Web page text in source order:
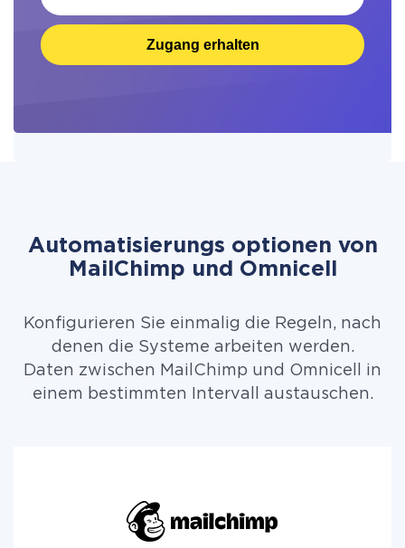
Zugang erhalten
Automatisierungs optionen von
MailChimp und Omnicell
Konfigurieren Sie einmalig die Regeln, nach
denen die Systeme arbeiten werden.
Daten zwischen MailChimp und Omnicell in
einem bestimmten Intervall austauschen.